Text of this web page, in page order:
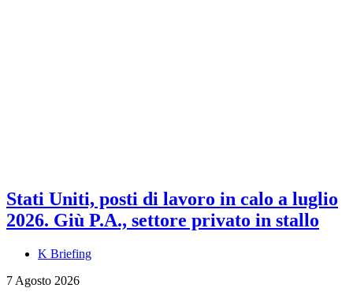
Stati Uniti, posti di lavoro in calo a luglio
2026. Giù P.A., settore privato in stallo
K Briefing
7 Agosto 2026